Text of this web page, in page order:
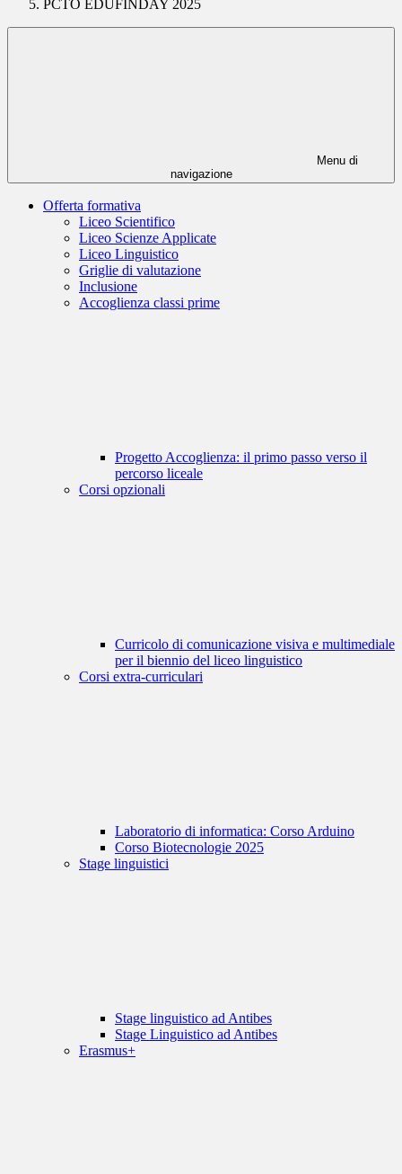
PCTO EDUFINDAY 2025
Menu di
navigazione
Offerta formativa
Liceo Scientifico
Liceo Scienze Applicate
Liceo Linguistico
Griglie di valutazione
Inclusione
Accoglienza classi prime
Progetto Accoglienza: il primo passo verso il
percorso liceale
Corsi opzionali
Curricolo di comunicazione visiva e multimediale
per il biennio del liceo linguistico
Corsi extra-curriculari
Laboratorio di informatica: Corso Arduino
Corso Biotecnologie 2025
Stage linguistici
Stage linguistico ad Antibes
Stage Linguistico ad Antibes
Erasmus+